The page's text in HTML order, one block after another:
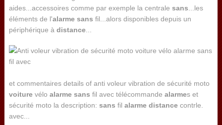
aides...accessoires comme par exemple la centrale sans ...les
éléments de l'alarme sans fil...alors disponibles depuis un
périphérique à distance...
et commentaires details of anti voleur vibration de sécurité moto
voiturevélo alarme sans fil avec télécommande alarmes et
sécurité moto la description: sans fil alarme distancecontrle.
avec...